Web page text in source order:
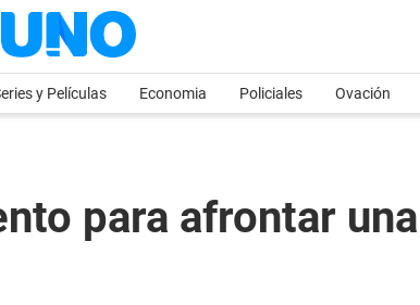
y Películas Economia Policiales Ovación
para afrontar